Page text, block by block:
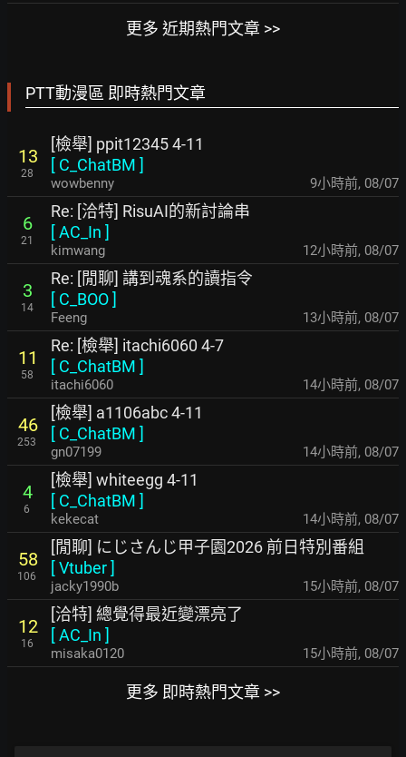
更多 近期熱門文章 >>
PTT動漫區 即時熱門文章
13
28
[檢舉] ppit12345 4-11
[ C_ChatBM ]
wowbenny 9小時前, 08/07
6
21
Re: [洽特] RisuAI的新討論串
[AC_In ]
kimwang 12小時前, 08/07
3
14
Re: [閒聊] 講到魂系的讀指令
[ C_BOO]
Feeng 13小時前, 08/07
11
58
Re: [檢舉] itachi6060 4-7
[ C_ChatBM ]
itachi6060 14小時前, 08/07
46
253
[檢舉] a1106abc 4-11
[ C_ChatBM ]
gn07199 14小時前, 08/07
4
6
[檢舉] whiteegg 4-11
[ C_ChatBM ]
kekecat 14小時前, 08/07
58
106
[閒聊] にじさんじ甲子園2026 前日特別番組
[Vtuber]
jacky1990b 15小時前, 08/07
12
16
[洽特] 總覺得最近變漂亮了
[AC_In ]
misaka0120 15小時前, 08/07
更多 即時熱門文章 >>